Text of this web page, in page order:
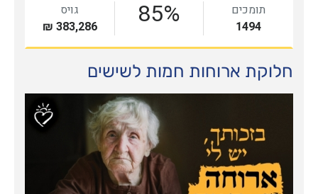
חלוקת ארוחות חמות לשישים